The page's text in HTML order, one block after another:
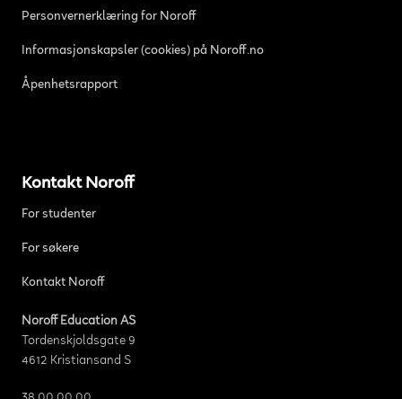
Personvernerklæring for Noroff
Informasjonskapsler (cookies) på Noroff.no
Åpenhetsrapport
Kontakt Noroff
For studenter
For søkere
Kontakt Noroff
Noroff Education AS
Tordenskjoldsgate 9
4612 Kristiansand S